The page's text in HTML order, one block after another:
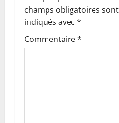
n
d
champs obligatoires sont
indiqués avec *
Commentaire*